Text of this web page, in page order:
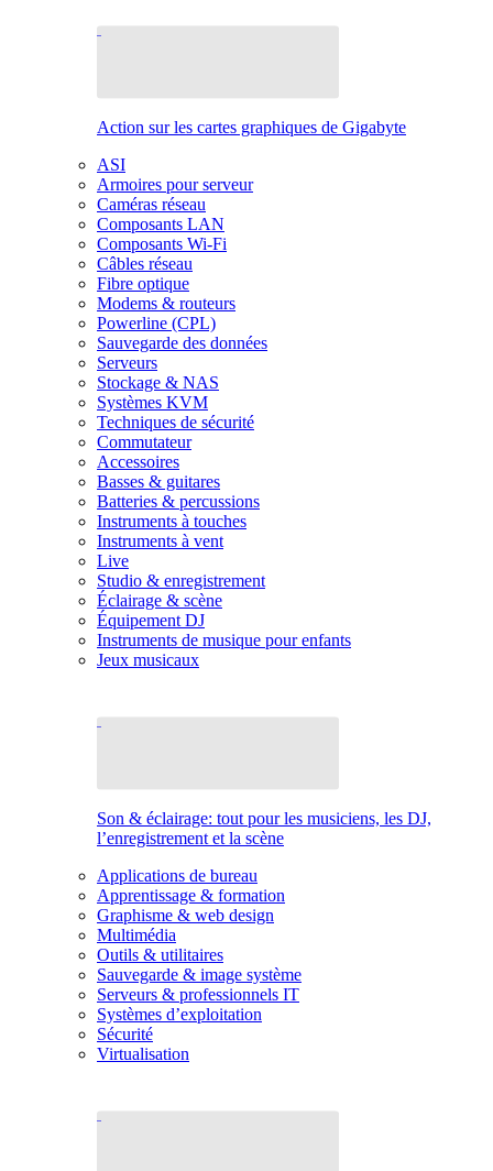
Action sur les cartes graphiques de Gigabyte
ASI
Armoires pour serveur
Caméras réseau
Composants LAN
Composants Wi-Fi
Câbles réseau
Fibre optique
Modems & routeurs
Powerline (CPL)
Sauvegarde des données
Serveurs
Stockage & NAS
Systèmes KVM
Techniques de sécurité
Commutateur
Accessoires
Basses & guitares
Batteries & percussions
Instruments à touches
Instruments à vent
Live
Studio & enregistrement
Éclairage & scène
Équipement DJ
Instruments de musique pour enfants
Jeux musicaux
Son & éclairage: tout pour les musiciens, les DJ,
l’enregistrement et la scène
Applications de bureau
Apprentissage & formation
Graphisme & web design
Multimédia
Outils & utilitaires
Sauvegarde & image système
Serveurs & professionnels IT
Systèmes d’exploitation
Sécurité
Virtualisation